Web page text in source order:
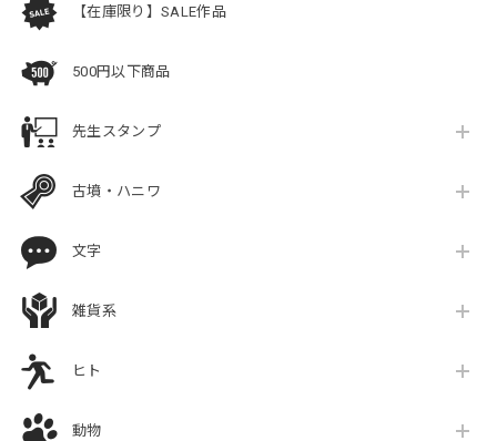
【在庫限り】SALE作品
500円以下商品
先生スタンプ
古墳・ハニワ
文字
雑貨系
ヒト
動物